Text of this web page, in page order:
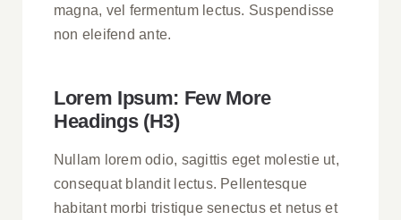
magna, vel fermentum lectus. Suspendisse
non eleifend ante.
Lorem Ipsum: Few More
Headings (H3)
Nullam lorem odio, sagittis eget molestie ut,
consequat blandit lectus. Pellentesque
habitant morbi tristique senectus et netus et